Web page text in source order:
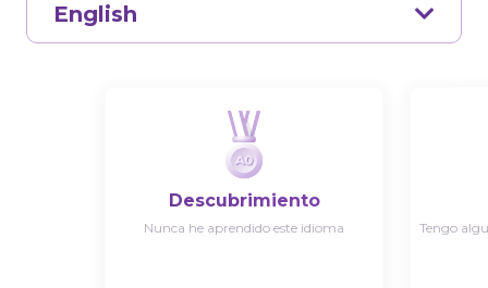
English
Descubrimiento
Nunca he aprendido este idioma Tengo